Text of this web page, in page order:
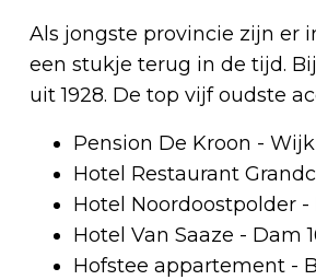
Als jongste provincie zijn er
een stukje terug in de tijd.
uit 1928. De top vijf oudste
Pension De Kroon -
Hotel Restaurant
Hotel Noordoostpolder -
Hotel Van Saaze - Dam
Hofstee appartement -